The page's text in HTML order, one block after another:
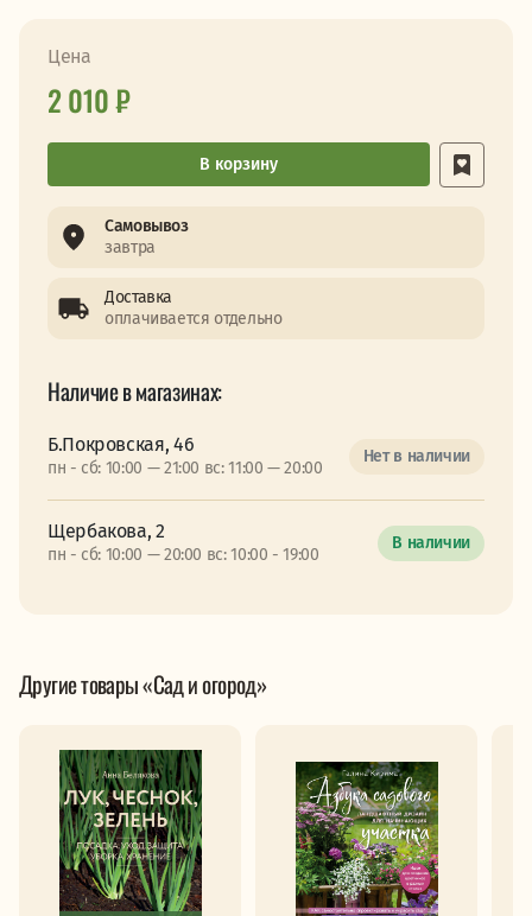
Цена
2 010 ₽
В корзину
Самовывоз
завтра
Доставка
оплачивается отдельно
Наличие в магазинах:
Б.Покровская, 46
пн - сб: 10:00 — 21:00 вс: 11:00 — 20:00
Нет в наличии
Щербакова, 2
пн - сб: 10:00 — 20:00 вс: 10:00 - 19:00
В наличии
Другие товары «Сад и огород»